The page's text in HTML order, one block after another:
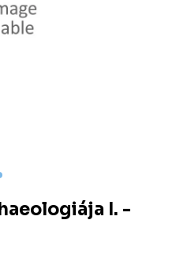
I. -